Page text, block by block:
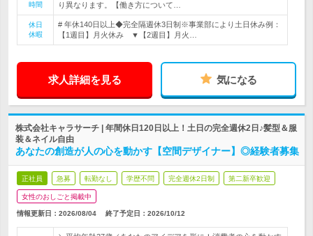
時間
り異なります。【働き方について…
休日
休暇
# 年休140日以上◆完全隔週休3日制※事業部により土日休み例：
【1週目】月火休み ▼【2週目】月火…
求人詳細を見る 気になる
株式会社キャラサーチ | 年間休日120日以上！土日の完全週休2日♪髪型＆服
装＆ネイル自由
あなたの創造が人の心を動かす【空間デザイナー】◎経験者募集
正社員 急募 転勤なし 学歴不問 完全週休2日制 第二新卒歓迎
女性のおしごと掲載中
情報更新日：2026/08/04 終了予定日： 2026/10/12